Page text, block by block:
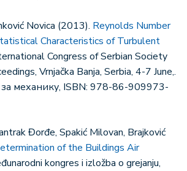
Novica (2013). Reynolds Number
Characteristics of Turbulent
Congress of Serbian Society
Vrnjačka Banja, Serbia, 4-7 June,.
механику, ISBN: 978-86-909973-
Đorđe, Spakić Milovan, Brajković
of the Buildings Air
kongres i izložba o grejanju,